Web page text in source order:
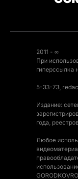
2011 - ∞
При
гиперссылка
5-33-73,
Издание:
года,
Любое